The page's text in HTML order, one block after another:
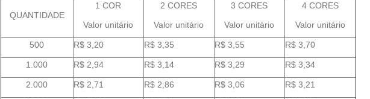
QUANTIDADE
1 COR
Valor unitário
2 CORES
Valor unitário
3 CORES
Valor unitário
4 CORES
Valor unitário
500 R$ 3,20 R$ 3,35 R$ 3,55 R$ 3,70
1.000 R$ 2,94 R$ 3,14 R$ 3,29 R$ 3,34
2.000 R$ 2,71 R$ 2,86 R$ 3,06 R$ 3,21